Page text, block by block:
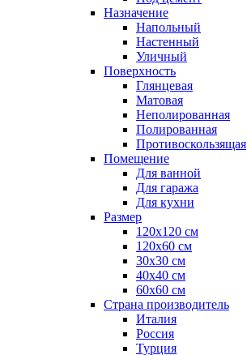
Назначение
Напольный
Настенный
Уличный
Поверхность
Глянцевая
Матовая
Неполированная
Полированная
Противоскользящая
Помещение
Для ванной
Для гаража
Для кухни
Размер
120x120 см
120x60 см
30x30 см
40x40 см
60x60 см
Страна производитель
Италия
Россия
Турция